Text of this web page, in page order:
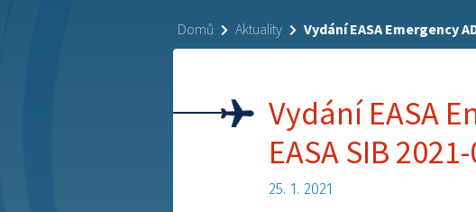
Domů Aktuality Vydání EASA Emergency
Vydání EASA
EASA SIB
25. 1. 2021